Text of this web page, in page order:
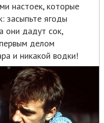
настоек, которые
засыпьте ягоды
они дадут сок,
делом
и никакой водки!